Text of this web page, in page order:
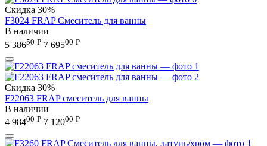
Скидка 30%
F3024 FRAP Смеситель для ванны
В наличии
5 38650 Р 7 69500 Р
Скидка 30%
F22063 FRAP смеситель для ванны
В наличии
4 98400 Р 7 12000 Р